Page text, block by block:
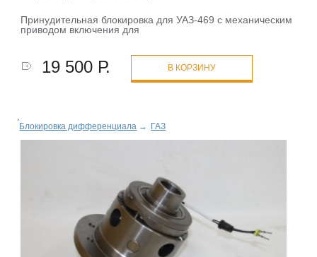
Принудительная блокировка для УАЗ-469 с механическим
приводом включения для
19 500 Р. В КОРЗИНУ
Блокировка дифференциала → ГАЗ